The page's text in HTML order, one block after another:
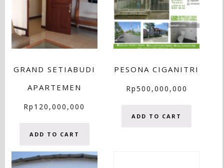
GRAND SETIABUDI
APARTEMEN
Rp 120,000,000
ADD TO CART
PESONA CIGANITRI
Rp500,000,000
ADD TO CART